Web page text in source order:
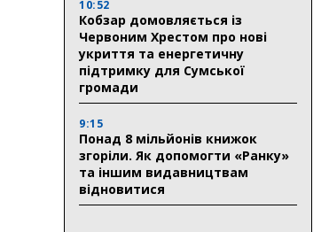
10:52
Кобзар домовляється із
Червоним Хрестом про нові
укриття та енергетичну
підтримку для Сумської
громади
9:15
Понад 8 мільйонів книжок
згоріли. Як допомогти «Ранку»
та іншим видавництвам
відновитися